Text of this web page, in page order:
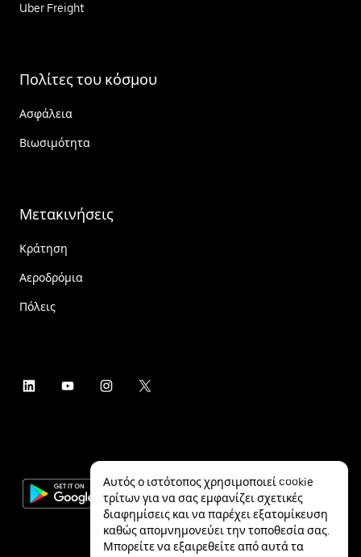
Uber Freight
Πολίτες του κόσμου
Ασφάλεια
Βιωσιμότητα
Μετακινήσεις
Κράτηση
Αεροδρόμια
Πόλεις
Αυτός ο ιστότοπος χρησιμοποιεί cookie
τρίτων για να σας εμφανίζει σχετικές
διαφημίσεις και να παρέχει εξατομίκευση
καθώς απομνημονεύει την τοποθεσία σας.
Μπορείτε να εξαιρεθείτε από αυτά τα